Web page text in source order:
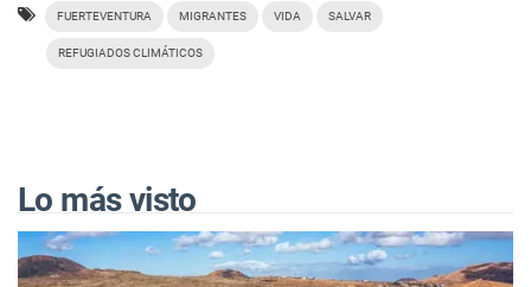
FUERTEVENTURA MIGRANTES VIDA SALVAR
REFUGIADOS CLIMÁTICOS
Lo más visto